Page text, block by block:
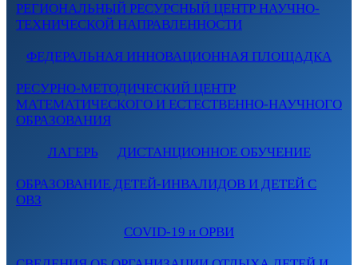
РЕГИОНАЛЬНЫЙ РЕСУРСНЫЙ ЦЕНТР НАУЧНО-
ТЕХНИЧЕСКОЙ НАПРАВЛЕННОСТИ
ФЕДЕРАЛЬНАЯ ИННОВАЦИОННАЯ ПЛОЩАДКА
РЕСУРНО-МЕТОДИЧЕСКИЙ ЦЕНТР
МАТЕМАТИЧЕСКОГО И ЕСТЕСТВЕННО-НАУЧНОГО
ОБРАЗОВАНИЯ
ЛАГЕРЬ ДИСТАНЦИОННОЕ ОБУЧЕНИЕ
ОБРАЗОВАНИЕ ДЕТЕЙ-ИНВАЛИДОВ И ДЕТЕЙ С
ОВЗ
COVID-19 и ОРВИ